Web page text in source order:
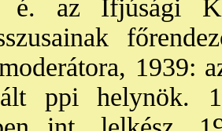
az Ifjúsági
1939:
ppi helynök.